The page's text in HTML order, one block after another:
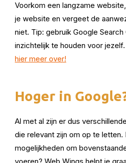
Voorkom een langzame
je website en vergeet de
niet. Tip: gebruik Google
inzichtelijk te houden voor
hier meer over!
Hoger in
Al met al zijn er dus
die relevant zijn om op te
mogelijkheden om